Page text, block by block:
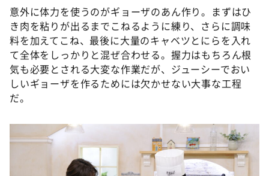
意外に体力を使うのがギョーザのあん作り。まずはひ
き肉を粘りが出るまでこねるように練り、さらに調味
料を加えてこね、最後に大量のキャベツとにらを入れ
て全体をしっかりと混ぜ合わせる。握力はもちろん根
気も必要とされる大変な作業だが、ジューシーでおい
しいギョーザを作るためには欠かせない大事な工程
だ。